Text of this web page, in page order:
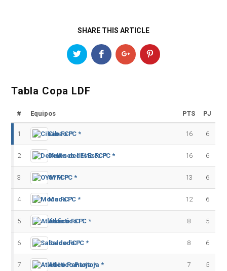
SHARE THIS ARTICLE
Tabla Copa LDF
# Equipos PTS PJ
1 Cibao FC * 16 6
2 Delfines del Este FC * 16 6
3 OYM FC * 13 6
4 Moca FC * 12 6
5 Atlántico FC * 8 5
6 Salcedo FC * 8 6
7 Atlético Pantoja * 7 5